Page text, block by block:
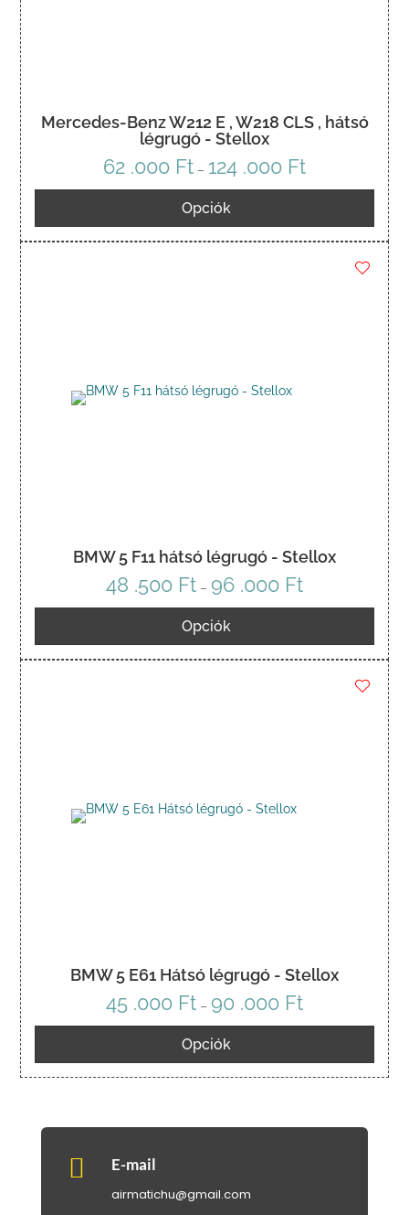
Mercedes-Benz W212 E , W218 CLS , hátsó
légrugó - Stellox
62 .000 Ft – 124 .000 FtÁrtartomány:
62
-
Opciók
BMW 5 F11 hátsó légrugó - Stellox
48 .500 Ft – 96 .000 FtÁrtartomány:
48
-
Opciók
BMW 5 E61 Hátsó légrugó - Stellox
45 .000 Ft – 90 .000 FtÁrtartomány:
45
-
Opciók
 E-mail
airmatichu@gmail.com